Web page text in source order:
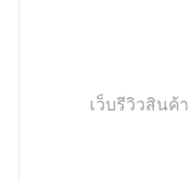
เว็บรีวิวสินค้